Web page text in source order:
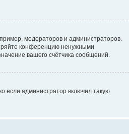
модераторов и администраторов.
конференцию ненужными
вашего счётчика сообщений.
если администратор включил такую